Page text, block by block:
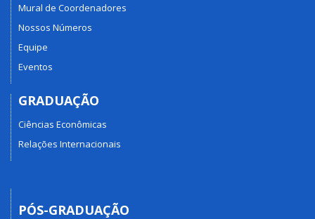
Mural de Coordenadores
Nossos Números
Equipe
Eventos
GRADUAÇÃO
Ciências Econômicas
Relações Internacionais
PÓS-GRADUAÇÃO